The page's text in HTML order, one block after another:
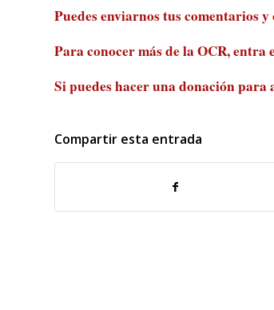
Puedes enviarnos tus comentarios
Para conocer más de la OCR, entra
Si puedes hacer una donación
Compartir esta entrada